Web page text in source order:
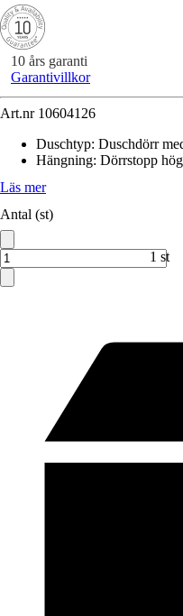
10 års garanti
Garantivillkor
Art.nr 10604126
Duschtyp: Duschdörr
Hängning: Dörrstopp
Läs mer
Antal (st)
1 st